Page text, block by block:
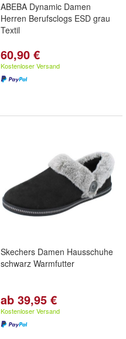
ABEBA Dynamic Damen
Herren Berufsclogs ESD grau
Textil
60,90 €
Kostenloser Versand
Skechers Damen Hausschuhe
schwarz Warmfutter
ab 39,95 €
Kostenloser Versand